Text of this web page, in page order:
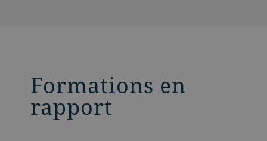
Formations en
rapport